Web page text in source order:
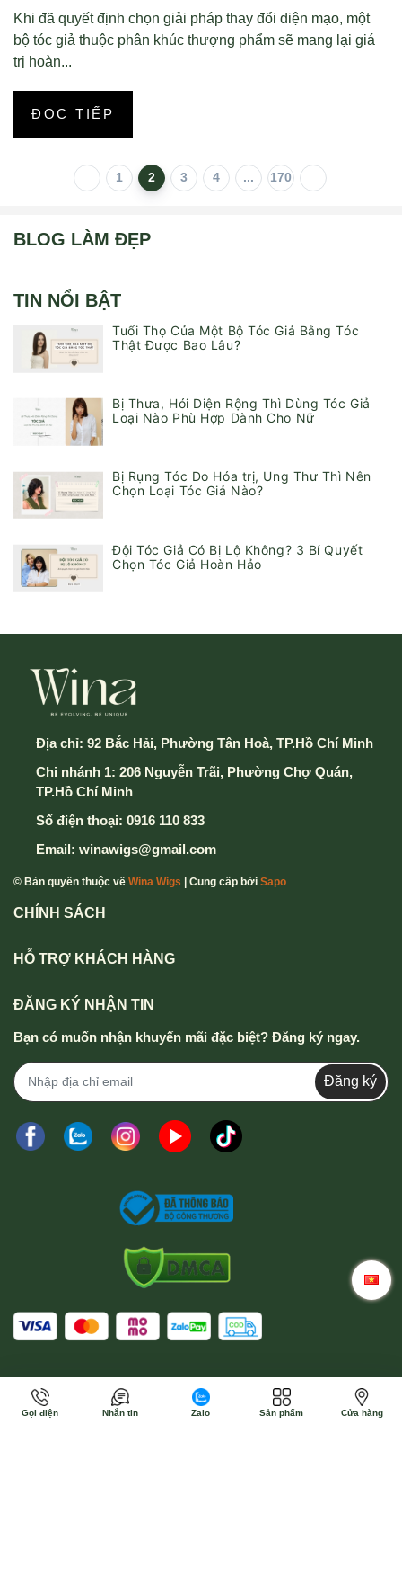
Khi đã quyết định chọn giải pháp thay đổi diện mạo, một
bộ tóc giả thuộc phân khúc thượng phẩm sẽ mang lại giá
trị hoàn...
ĐỌC TIẾP
1 2 3 4 ... 170
BLOG LÀM ĐẸP
TIN NỔI BẬT
Tuổi Thọ Của Một Bộ Tóc Giả Bằng Tóc
Thật Được Bao Lâu?
Bị Thưa, Hói Diện Rộng Thì Dùng Tóc Giả
Loại Nào Phù Hợp Dành Cho Nữ
Bị Rụng Tóc Do Hóa trị, Ung Thư Thì Nên
Chọn Loại Tóc Giả Nào?
Đội Tóc Giả Có Bị Lộ Không? 3 Bí Quyết
Chọn Tóc Giả Hoàn Hảo
Địa chỉ: 92 Bắc Hải, Phường Tân Hoà, TP.Hồ Chí Minh
Chi nhánh 1: 206 Nguyễn Trãi, Phường Chợ Quán,
TP.Hồ Chí Minh
Số điện thoại: 0916 110 833
Email: winawigs@gmail.com
© Bản quyền thuộc về Wina Wigs | Cung cấp bởi Sapo
CHÍNH SÁCH
HỖ TRỢ KHÁCH HÀNG
ĐĂNG KÝ NHẬN TIN
Bạn có muốn nhận khuyến mãi đặc biệt? Đăng ký ngay.
Đăng ký
Gọi điện Nhắn tin Zalo Sản phẩm Cửa hàng